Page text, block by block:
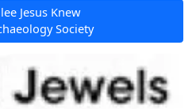
Jesus Knew
Society